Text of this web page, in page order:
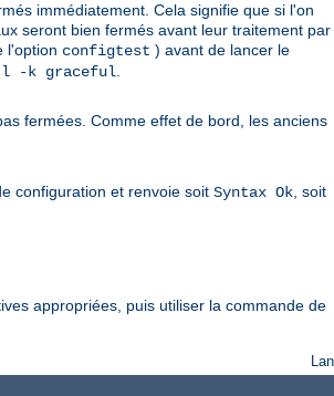
immédiatement. Cela signifie que si l'on
seront bien fermés avant leur traitement par
l'option configtest ) avant de lancer le
-k graceful
fermées. Comme effet de bord, les anciens
configuration et renvoie soit Syntax Ok , soit
appropriées, puis utiliser la commande de